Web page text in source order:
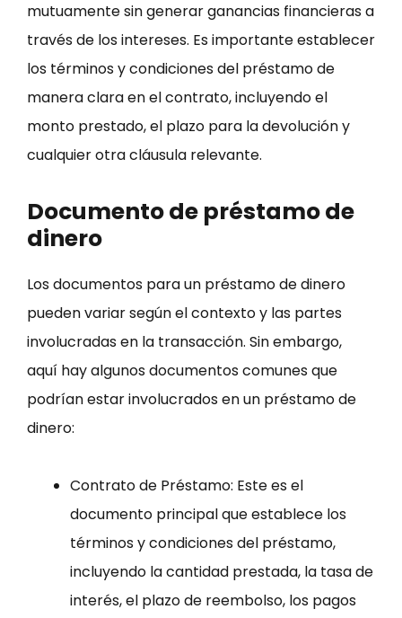
mutuamente sin generar ganancias financieras a
través de los intereses. Es importante establecer
los términos y condiciones del préstamo de
manera clara en el contrato, incluyendo el
monto prestado, el plazo para la devolución y
cualquier otra cláusula relevante.
Documento de préstamo de
dinero
Los documentos para un préstamo de dinero
pueden variar según el contexto y las partes
involucradas en la transacción. Sin embargo,
aquí hay algunos documentos comunes que
podrían estar involucrados en un préstamo de
dinero:
Contrato de Préstamo: Este es el
documento principal que establece los
términos y condiciones del préstamo,
incluyendo la cantidad prestada, la tasa de
interés, el plazo de reembolso, los pagos